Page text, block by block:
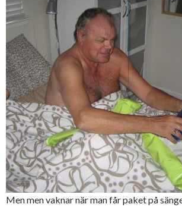
Men men vaknar när man får paket på